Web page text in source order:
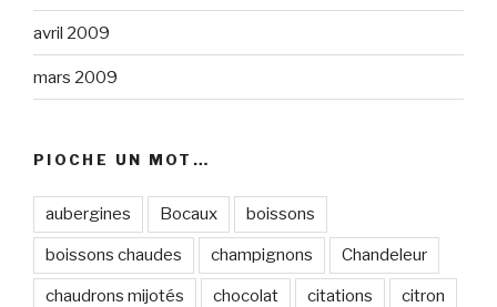
avril 2009
mars 2009
PIOCHE UN MOT…
aubergines Bocaux boissons
boissons chaudes champignons Chandeleur
chaudrons mijotés chocolat citations citron